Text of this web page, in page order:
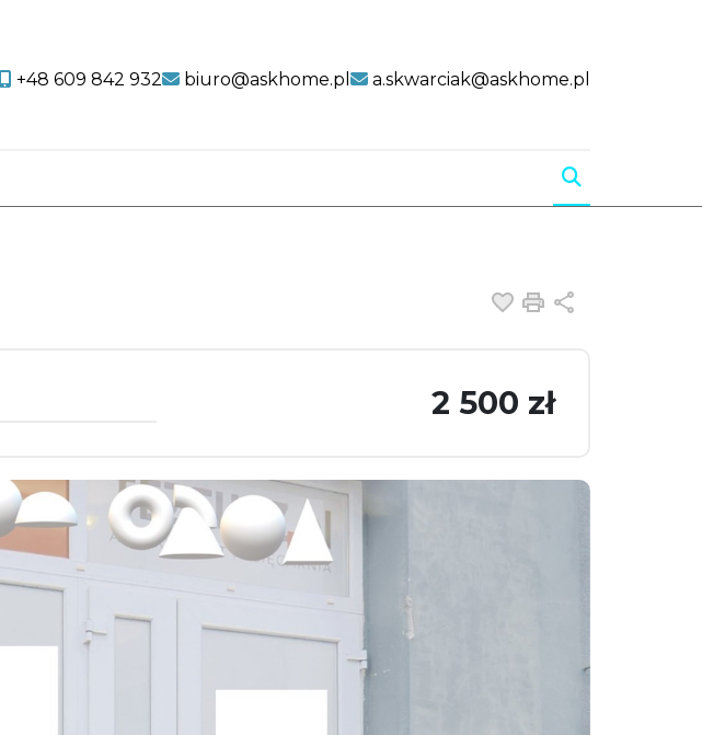
+48 609 842 932 biuro@askhome.pl a.skwarciak@askhome.pl
Dodaj do
Drukuj
2 500 zł